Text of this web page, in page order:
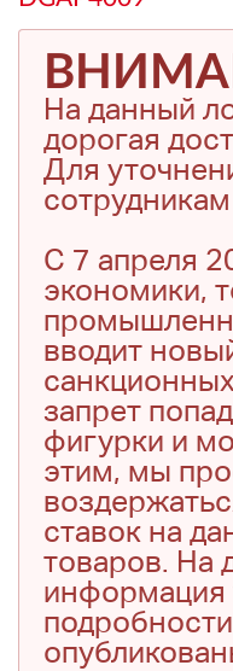
На данный
дорогая
Для
С 7 апреля
экономики,
вводит
запрет
фигурки и
этим, мы
ставок на
товаров. На
информация